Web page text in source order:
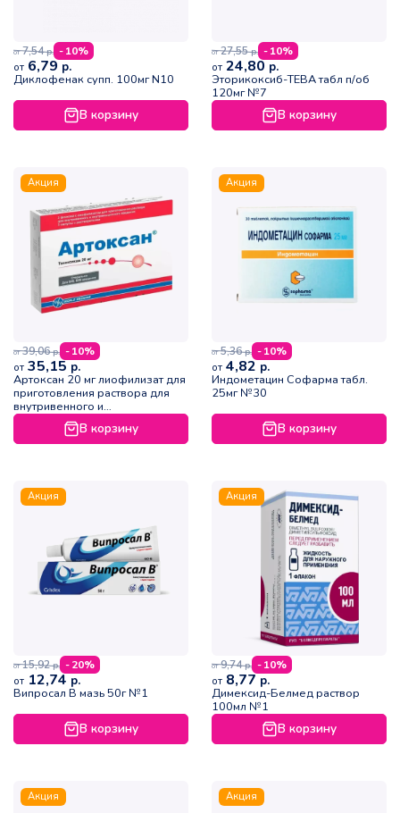
от 7,54р. - 10%
от 6,79 р.
Диклофенак супп. 100мг N10
В корзину
от 27,55р. - 10%
от 24,80 р.
Эторикоксиб-ТЕВА табл п/об
120мг №7
В корзину
Акция
от 39,06р. - 10%
от 35,15 р.
Артоксан 20 мг лиофилизат для
приготовления раствора для
внутривенного и
внутримышечного введения
В корзину
Акция
от 5,36р. - 10%
от 4,82 р.
Индометацин Софарма табл.
25мг №30
В корзину
Акция
от 15,92р. - 20%
от 12,74 р.
Випросал В мазь 50г №1
В корзину
Акция
от 9,74р. - 10%
от 8,77 р.
Димексид-Белмед раствор
100мл №1
В корзину
Акция Акция